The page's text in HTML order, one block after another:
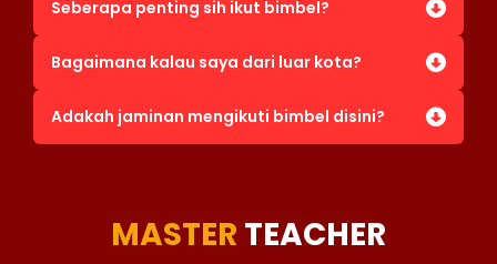
Seberapa penting sih ikut bimbel?
Bagaimana kalau saya dari luar kota?
Adakah jaminan mengikuti bimbel disini?
MASTER TEACHER